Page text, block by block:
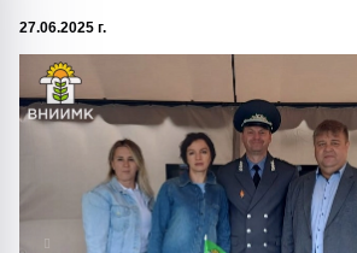
27.06.2025 г.
1/0